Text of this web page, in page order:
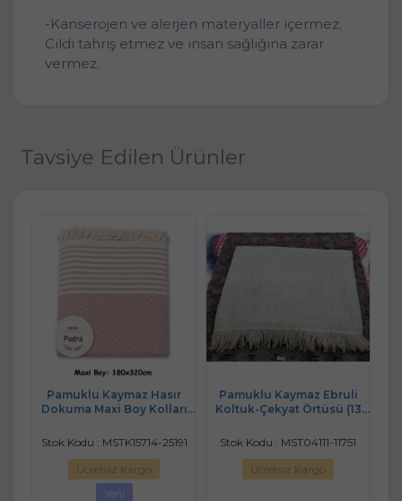
-Kanserojen ve alerjen materyaller içermez.
Cildi tahriş etmez ve insan sağlığına zarar
vermez.
Tavsiye Edilen Ürünler
Pamuklu Kaymaz Hasır
Dokuma Maxi Boy Kolları
(180x310) - Pudra
Stok Kodu : MSTK15714-25191
Ücretsiz Kargo
Yeni
Pamuklu Kaymaz Ebruli
Koltuk-Çekyat Örtüsü (13
Stok Kodu : MST04111-11751
Ücretsiz Kargo